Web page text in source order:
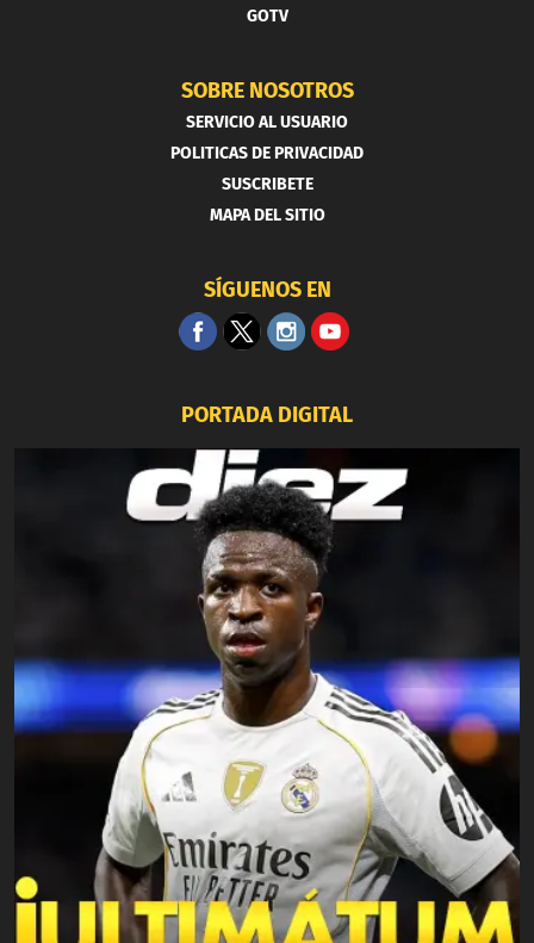
GOTV
SOBRE NOSOTROS
SERVICIO AL USUARIO
POLITICAS DE PRIVACIDAD
SUSCRIBETE
MAPA DEL SITIO
SÍGUENOS EN
PORTADA DIGITAL